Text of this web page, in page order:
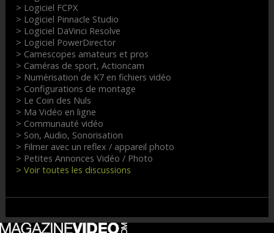
> Logiciel FCPX
> Logiciel Pinnacle Studio
> Logiciel DaVinci Resolve
> Logiciel PowerDirector
> Camescopes amateurs et pros
> Caméras de sport, Actioncam
> Numérisation de K7 en fichiers vidéo
> Configurations de montage
> Le Coin des Nuls
> Ma Vidéo en ligne
> Communauté vidéo
> Son, Audio, Sonorisation
> Filmer avec un reflex / appareil photo
> Petites Annonces Vidéo / Photo
> Voir toutes les discussions